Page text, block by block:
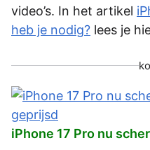
video’s. In het artikel
heb je nodig? lees je
iPhone 17 Pro nu